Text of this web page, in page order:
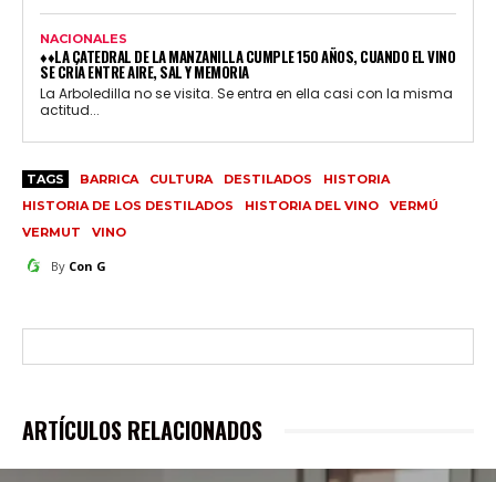
NACIONALES
♦♦LA CATEDRAL DE LA MANZANILLA CUMPLE 150 AÑOS, CUANDO EL VINO
SE CRÍA ENTRE AIRE, SAL Y MEMORIA
La Arboledilla no se visita. Se entra en ella casi con la misma
actitud...
TAGS BARRICA CULTURA DESTILADOS
HISTORIA
HISTORIA DE LOS DESTILADOS
HISTORIA DEL VINO
VERMÚ
VERMUT
VINO
By Con G
ARTÍCULOS RELACIONADOS